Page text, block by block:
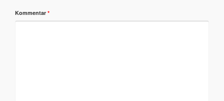
Kommentar *